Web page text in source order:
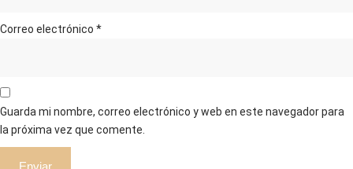
Correo electrónico *
Guarda mi nombre, correo electrónico y web en este navegador para
la próxima vez que comente.